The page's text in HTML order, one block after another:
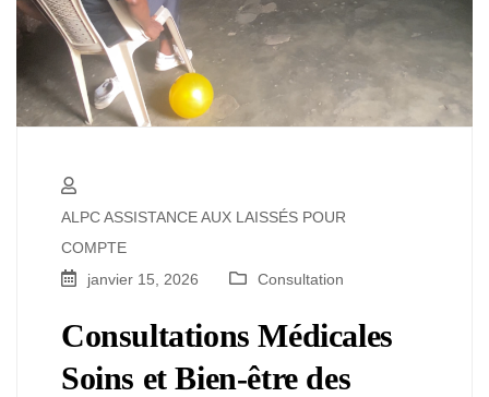
ALPC ASSISTANCE AUX LAISSÉS POUR
COMPTE
janvier 15, 2026
Consultation
Consultations Médicales
Soins et Bien-être des